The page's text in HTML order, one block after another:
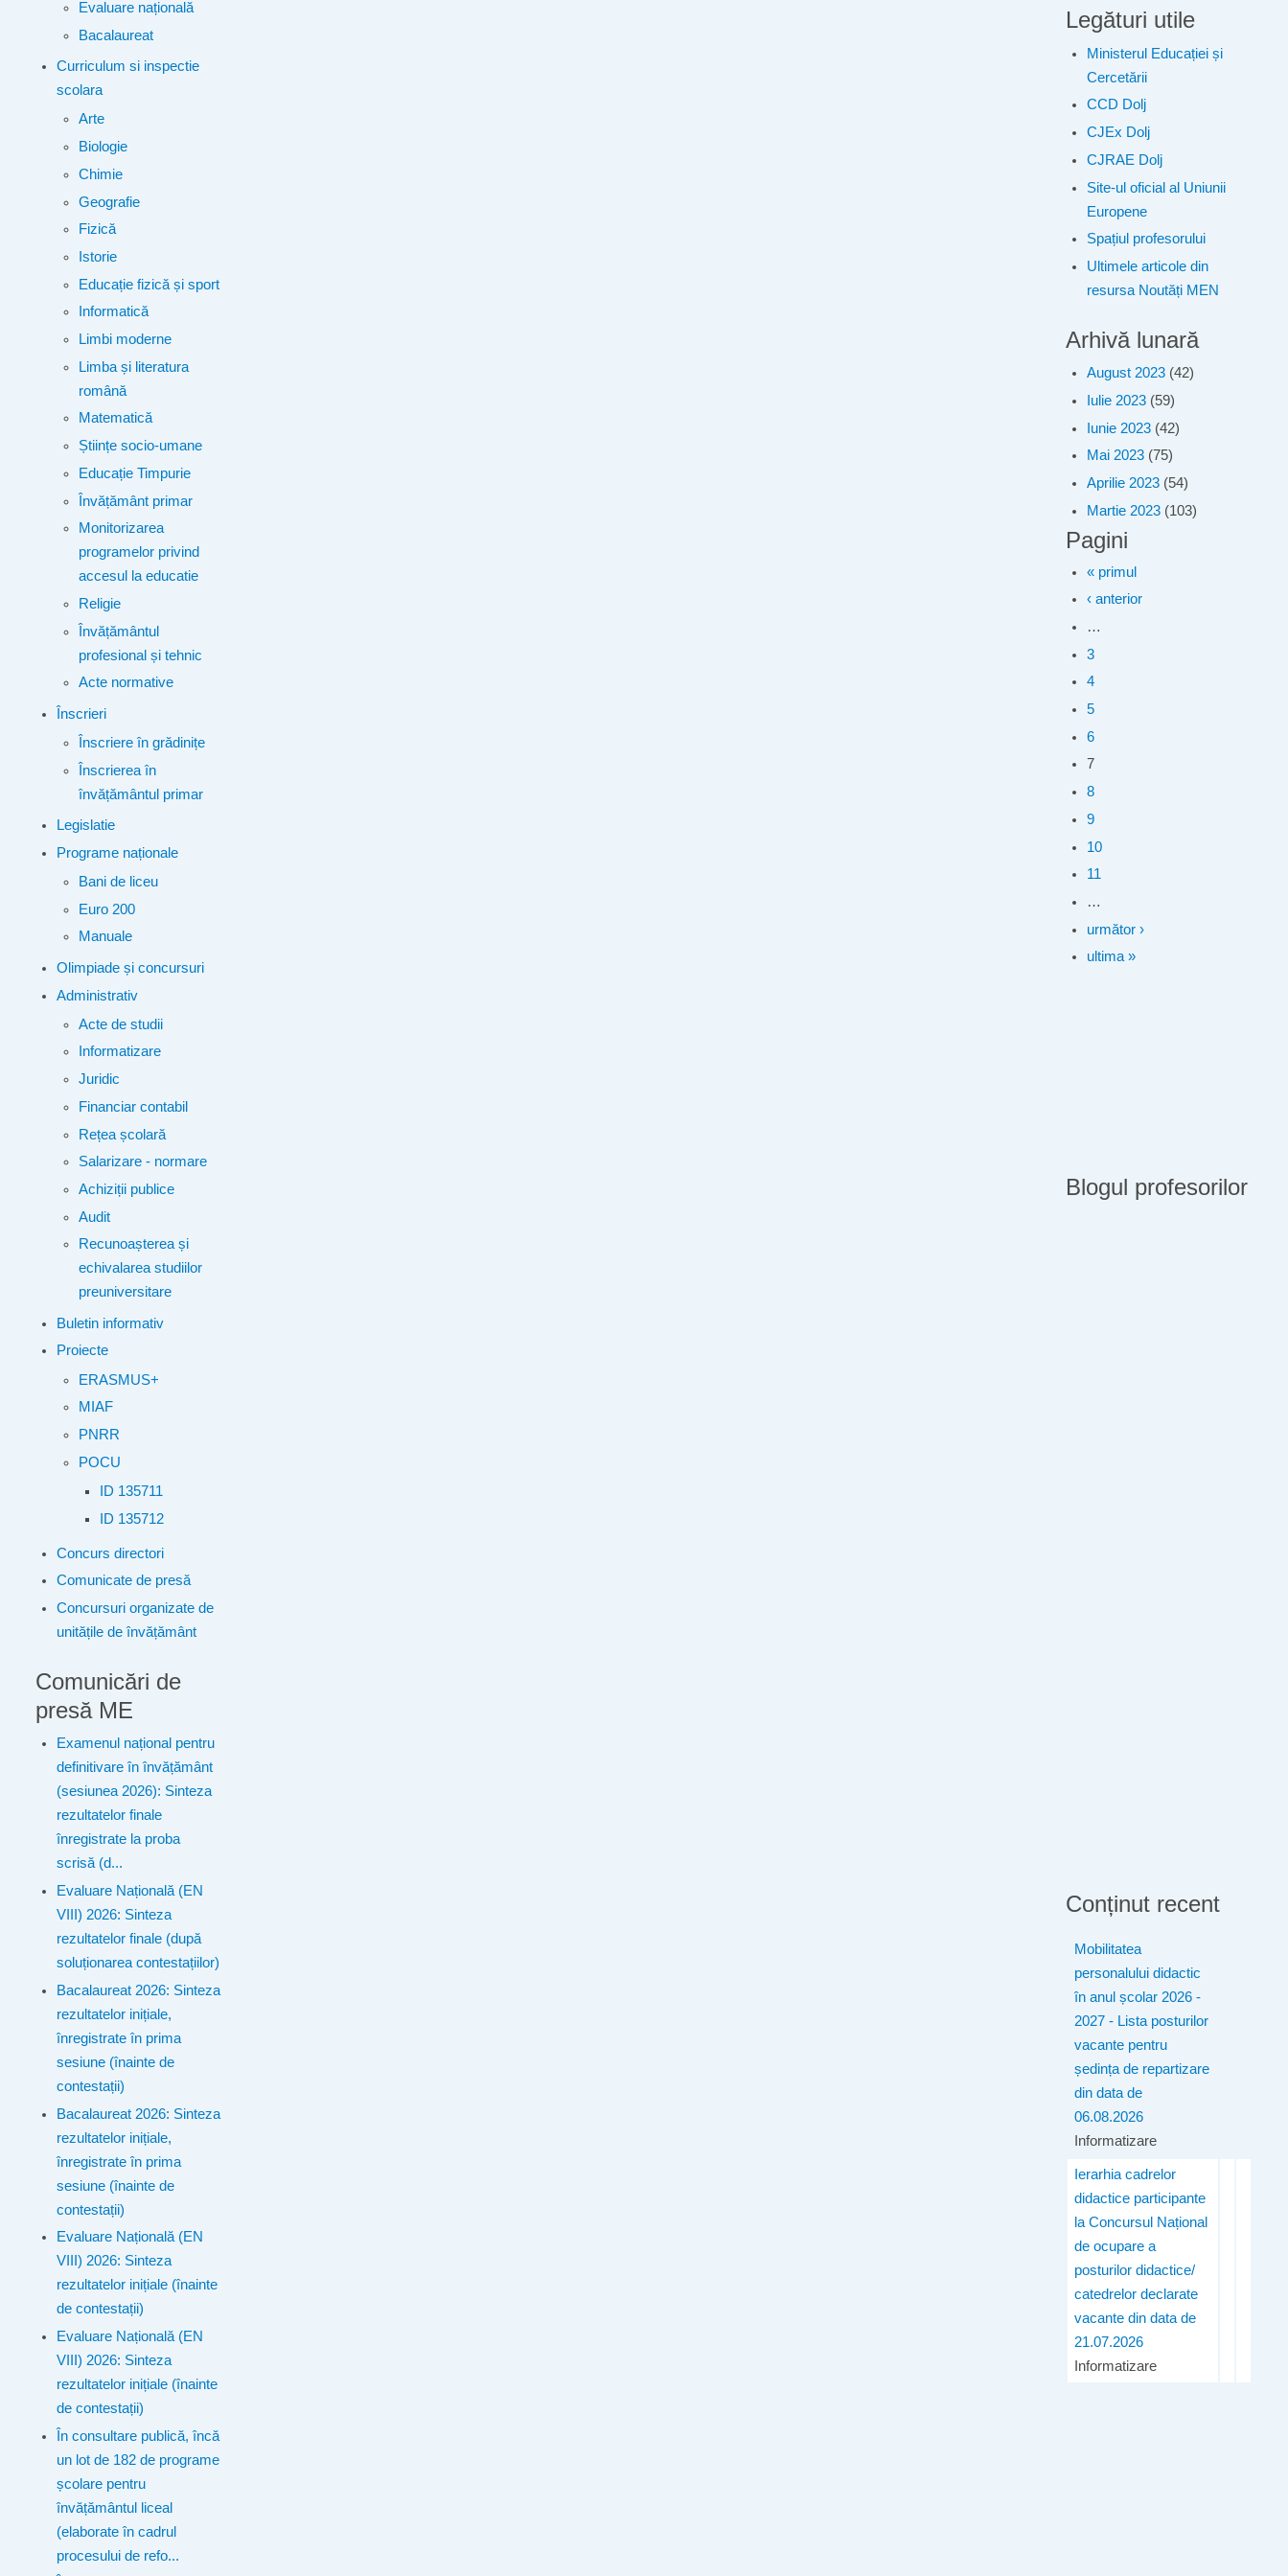
Evaluare națională
Bacalaureat
Curriculum si inspectie
scolara
Arte
Biologie
Chimie
Geografie
Fizică
Istorie
Educație fizică și sport
Informatică
Limbi moderne
Limba și literatura
română
Matematică
Științe socio-umane
Educație Timpurie
Învățământ primar
Monitorizarea
programelor privind
accesul la educatie
Religie
Învățământul
profesional și tehnic
Acte normative
Înscrieri
Înscriere în grădinițe
Înscrierea în
învățământul primar
Legislatie
Programe naționale
Bani de liceu
Euro 200
Manuale
Olimpiade și concursuri
Administrativ
Acte de studii
Informatizare
Juridic
Financiar contabil
Rețea școlară
Salarizare - normare
Achiziții publice
Audit
Recunoașterea și
echivalarea studiilor
preuniversitare
Buletin informativ
Proiecte
ERASMUS+
MIAF
PNRR
POCU
ID 135711
ID 135712
Concurs directori
Comunicate de presă
Concursuri organizate de
unitățile de învățământ
Comunicări de
presă ME
Examenul național pentru
definitivare în învățământ
(sesiunea 2026): Sinteza
rezultatelor finale
înregistrate la proba
scrisă (d...
Evaluare Națională (EN
VIII) 2026: Sinteza
rezultatelor finale (după
soluționarea contestațiilor)
Bacalaureat 2026: Sinteza
rezultatelor inițiale,
înregistrate în prima
sesiune (înainte de
contestații)
Bacalaureat 2026: Sinteza
rezultatelor inițiale,
înregistrate în prima
sesiune (înainte de
contestații)
Evaluare Națională (EN
VIII) 2026: Sinteza
rezultatelor inițiale (înainte
de contestații)
Evaluare Națională (EN
VIII) 2026: Sinteza
rezultatelor inițiale (înainte
de contestații)
În consultare publică, încă
un lot de 182 de programe
școlare pentru
învățământul liceal
(elaborate în cadrul
procesului de refo...
Legături utile
Ministerul Educației și
Cercetării
CCD Dolj
CJEx Dolj
CJRAE Dolj
Site-ul oficial al Uniunii
Europene
Spațiul profesorului
Ultimele articole din
resursa Noutăți MEN
Arhivă lunară
August 2023 (42)
Iulie 2023 (59)
Iunie 2023 (42)
Mai 2023 (75)
Aprilie 2023 (54)
Martie 2023 (103)
Pagini
« primul
‹ anterior
…
3
4
5
6
7
8
9
10
11
…
următor ›
ultima »
Blogul profesorilor
Conținut recent
Mobilitatea
personalului didactic
în anul școlar 2026 -
2027 - Lista posturilor
vacante pentru
ședința de repartizare
din data de
06.08.2026
Informatizare
Ierarhia cadrelor
didactice participante
la Concursul Național
de ocupare a
posturilor didactice/
catedrelor declarate
vacante din data de
21.07.2026
Informatizare